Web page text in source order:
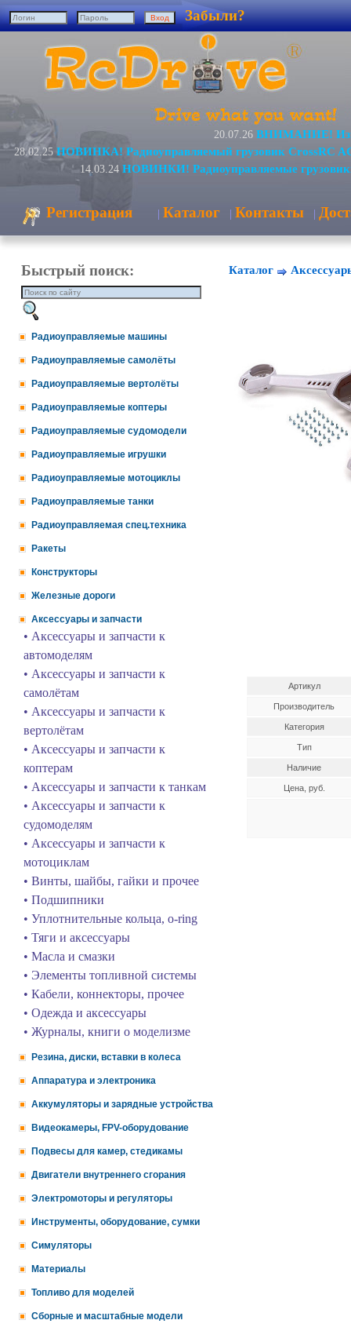
Забыли?
20.07.26 ВНИМАНИЕ!
28.02.25 НОВИНКА! Радиоуправляемый грузовик CrossRC
14.03.24 НОВИНКИ! Радиоуправляемые
Регистрация | Каталог | Контакты |
Быстрый поиск:
Радиоуправляемые машины
Радиоуправляемые самолёты
Радиоуправляемые вертолёты
Радиоуправляемые коптеры
Радиоуправляемые судомодели
Радиоуправляемые игрушки
Радиоуправляемые мотоциклы
Радиоуправляемые танки
Радиоуправляемая спец.техника
Ракеты
Конструкторы
Железные дороги
Аксессуары и запчасти
• Аксессуары и запчасти к
автомоделям
• Аксессуары и запчасти к
самолётам
• Аксессуары и запчасти к
вертолётам
• Аксессуары и запчасти к
коптерам
• Аксессуары и запчасти к танкам
• Аксессуары и запчасти к
судомоделям
• Аксессуары и запчасти к
мотоциклам
• Винты, шайбы, гайки и прочее
• Подшипники
• Уплотнительные кольца, o-ring
• Тяги и аксессуары
• Масла и смазки
• Элементы топливной системы
• Кабели, коннекторы, прочее
• Одежда и аксессуары
• Журналы, книги о моделизме
Резина, диски, вставки в колеса
Аппаратура и электроника
Аккумуляторы и зарядные устройства
Видеокамеры, FPV-оборудование
Подвесы для камер, стедикамы
Двигатели внутреннего сгорания
Электромоторы и регуляторы
Инструменты, оборудование, сумки
Симуляторы
Материалы
Топливо для моделей
Сборные и масштабные модели
Каталог
Артикул
Производитель
Категория
Тип
Наличие
Цена, руб.